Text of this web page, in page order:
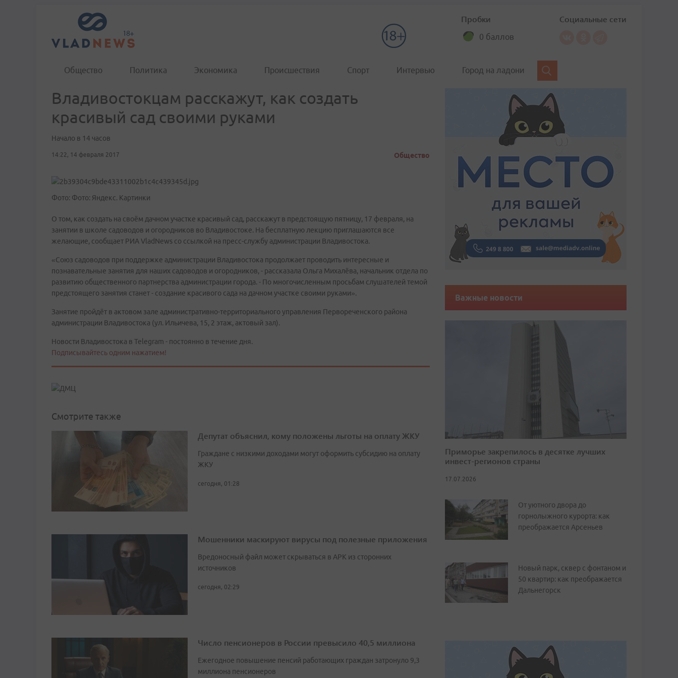
Пробки
0 баллов
Социальные сети
Общество Политика Экономика Происшествия Спорт Интервью Город на ладони
Владивостокцам расскажут, как создать
красивый сад своими руками
Начало в 14 часов
14:22, 14 февраля 2017 Общество
Фото: Фото: Яндекс. Картинки
О том, как создать на своём дачном участке красивый сад, расскажут в предстоящую пятницу, 17 февраля, на
занятии в школе садоводов и огородников во Владивостоке. На бесплатную лекцию приглашаются все
желающие, сообщает РИА VladNews со ссылкой на пресс-службу администрации Владивостока.
«Союз садоводов при поддержке администрации Владивостока продолжает проводить интересные и
познавательные занятия для наших садоводов и огородников, - рассказала Ольга Михалёва, начальник отдела по
развитию общественного партнерства администрации города. - По многочисленным просьбам слушателей темой
предстоящего занятия станет - создание красивого сада на дачном участке своими руками».
Занятие пройдёт в актовом зале административно-территориального управления Первореченского района
администрации Владивостока (ул. Ильичева, 15, 2 этаж, актовый зал).
Новости Владивостока в Telegram - постоянно в течение дня.
Подписывайтесь одним нажатием!
Смотрите также
Депутат объяснил, кому положены льготы на оплату ЖКУ
Граждане с низкими доходами могут оформить субсидию на оплату
ЖКУ
сегодня, 01:28
Мошенники маскируют вирусы под полезные приложения
Вредоносный файл может скрываться в APK из сторонних
источников
сегодня, 02:29
Число пенсионеров в России превысило 40,5 миллиона
Ежегодное повышение пенсий работающих граждан затронуло 9,3
миллиона пенсионеров
Важные новости
Приморье закрепилось в десятке лучших
инвест-регионов страны
17.07.2026
От уютного двора до
горнолыжного курорта: как
преображается Арсеньев
Новый парк, сквер с фонтаном и
50 квартир: как преображается
Дальнегорск